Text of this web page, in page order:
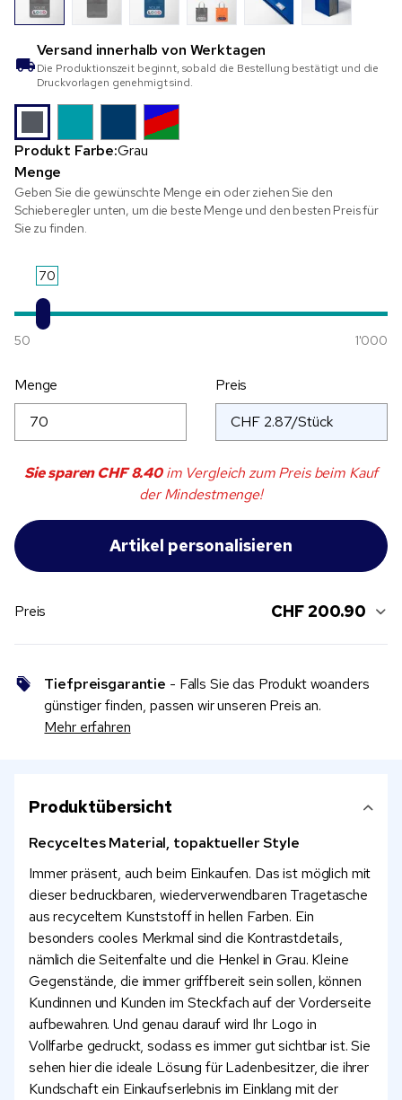
Versand innerhalb von Werktagen
Die Produktionszeit beginnt, sobald die Bestellung bestätigt und die
Druckvorlagen genehmigt sind.
Produkt Farbe:Grau
Menge
Geben Sie die gewünschte Menge ein oder ziehen Sie den
Schieberegler unten, um die beste Menge und den besten Preis für
Sie zu finden.
70
50 1'000
Menge Preis
Sie sparenCHF 8.40im Vergleich zum Preis beim Kauf
der Mindestmenge!
Preis CHF 200.90
Tiefpreisgarantie - Falls Sie das Produkt woanders
günstiger finden, passen wir unseren Preis an.
Mehr erfahren
Produktübersicht
Recyceltes Material, topaktueller Style
Immer präsent, auch beim Einkaufen. Das ist möglich mit
dieser bedruckbaren, wiederverwendbaren Tragetasche
aus recyceltem Kunststoff in hellen Farben. Ein
besonders cooles Merkmal sind die Kontrastdetails,
nämlich die Seitenfalte und die Henkel in Grau. Kleine
Gegenstände, die immer griffbereit sein sollen, können
Kundinnen und Kunden im Steckfach auf der Vorderseite
aufbewahren. Und genau darauf wird Ihr Logo in
Vollfarbe gedruckt, sodass es immer gut sichtbar ist. Sie
sehen hier die ideale Lösung für Ladenbesitzer, die ihrer
Kundschaft ein Einkaufserlebnis im Einklang mit der